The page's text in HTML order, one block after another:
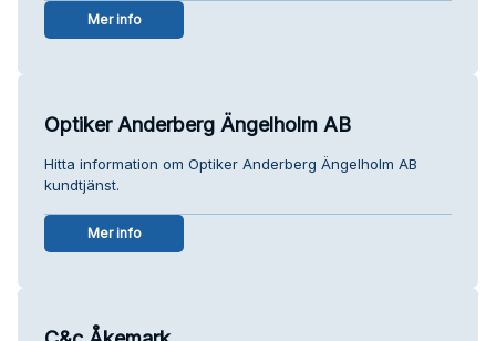
Mer info
Optiker Anderberg Ängelholm AB
Hitta information om Optiker Anderberg Ängelholm AB
kundtjänst.
Mer info